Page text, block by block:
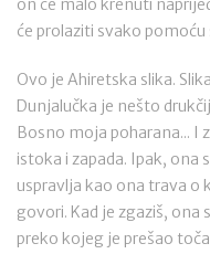
on će malo krenuti
će prolaziti svako
Ovo je Ahiretska slika.
Dunjalučka je nešto
Bosno moja poharana... I
istoka i zapada. Ipak, ona
uspravlja kao ona trava o
govori. Kad je zgaziš, ona
preko kojeg je prešao